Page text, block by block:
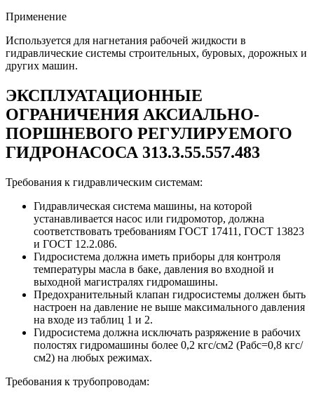
Применение
Используется для нагнетания рабочей жидкости в
гидравлические системы строительных, буровых, дорожных и
других машин.
ЭКСПЛУАТАЦИОННЫЕ
ОГРАНИЧЕНИЯ АКСИАЛЬНО-
ПОРШНЕВОГО РЕГУЛИРУЕМОГО
ГИДРОНАСОСА 313.3.55.557.483
Требования к гидравлическим системам:
Гидравлическая система машины, на которой
устанавливается насос или гидромотор, должна
соответствовать требованиям ГОСТ 17411, ГОСТ 13823
и ГОСТ 12.2.086.
Гидросистема должна иметь приборы для контроля
температуры масла в баке, давления во входной и
выходной магистралях гидромашины.
Предохранительный клапан гидросистемы должен быть
настроен на давление не выше максимального давления
на входе из таблиц 1 и 2.
Гидросистема должна исключать разряжение в рабочих
полостях гидромашины более 0,2 кгс/см2 (Pабс=0,8 кгс/
см2) на любых режимах.
Требования к трубопроводам: